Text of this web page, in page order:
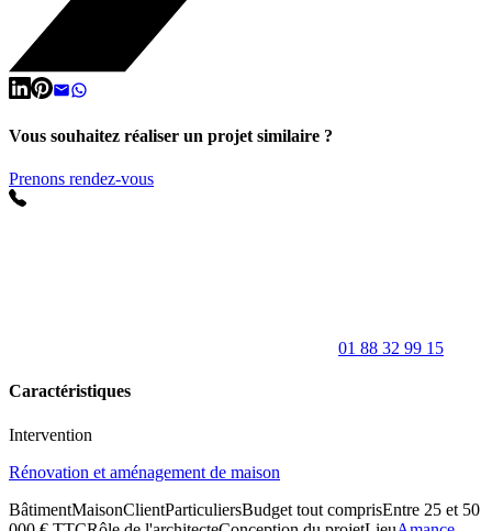
Vous souhaitez réaliser un projet similaire ?
Prenons rendez-vous
01 88 32 99 15
Caractéristiques
Intervention
Rénovation et aménagement de maison
BâtimentMaisonClientParticuliersBudget tout comprisEntre 25 et 50